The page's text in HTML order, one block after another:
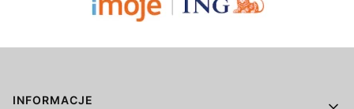
Linki w stopce
INFORMACJE